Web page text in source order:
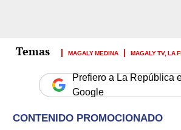
MAGALY MEDINA MAGALY TV, LA
Prefiero a La República
Google